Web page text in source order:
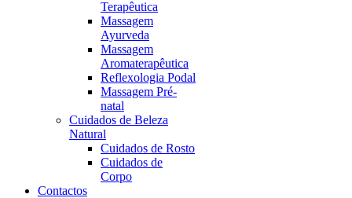
Terapêutica
Massagem
Ayurveda
Massagem
Aromaterapêutica
Reflexologia Podal
Massagem Pré-
natal
Cuidados de Beleza
Natural
Cuidados de Rosto
Cuidados de
Corpo
Contactos